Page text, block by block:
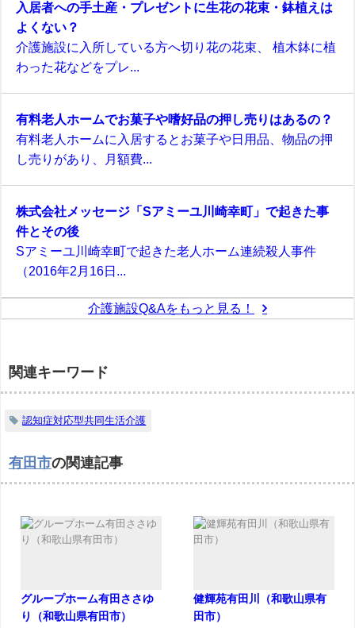
入居者への手土産・プレゼントに生花の花束・鉢植えは
よくない？
介護施設に入所している方へ切り花の花束、 植木鉢に植
わった花などをプレ...
有料老人ホームでお菓子や嗜好品の押し売りはあるの？
有料老人ホームに入居するとお菓子や日用品、物品の押
し売りがあり、月額費...
株式会社メッセージ「Sアミーユ川崎幸町」で起きた事
件とその後
Sアミーユ川崎幸町で起きた老人ホーム連続殺人事件
（2016年2月16日...
介護施設Q&Aをもっと見る！
関連キーワード
認知症対応型共同生活介護
有田市の関連記事
グループホーム有田ささゆ
り（和歌山県有田市）
健輝苑有田川（和歌山県有
田市）